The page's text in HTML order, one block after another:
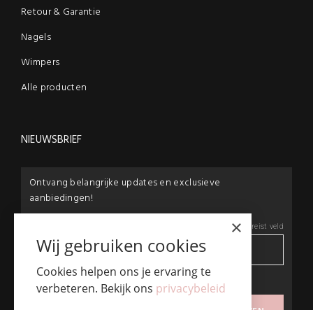
Retour & Garantie
Nagels
Wimpers
Alle producten
NIEUWSBRIEF
Ontvang belangrijke updates en exclusieve
aanbiedingen!
*Vereist veld
Ik ga akkoord met hetprivacybeleid
×
Wij gebruiken cookies
Cookies helpen ons je ervaring te
verbeteren. Bekijk ons privacybeleid